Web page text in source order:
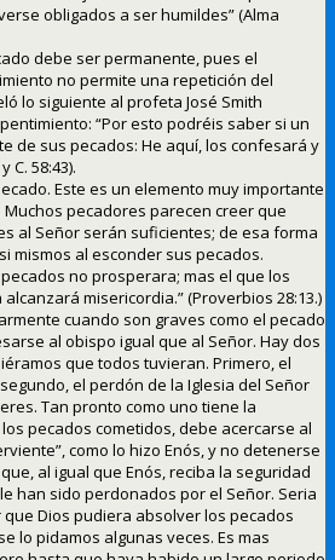
obligados a ser humildes” (Alma
debe ser permanente, pues el
no permite una repetición del
lo siguiente al profeta José Smith
“Por esto podréis saber si un
de sus pecados: He aquí, los confesará y
C. 58:43).
Este es un elemento muy importante
pecadores parecen creer que
al Señor serán suficientes; de esa forma
mismos al esconder sus pecados.
no prosperara; mas el que los
misericordia.” (Proverbios 28:13.)
cuando son graves como el pecado
al obispo igual que al Señor. Hay dos
que todos tuvieran. Primero, el
el perdón de la Iglesia del Señor
Tan pronto como uno tiene la
pecados cometidos, debe acercarse al
como lo hizo Enós, y no detenerse
al igual que Enós, reciba la seguridad
han sido perdonados por el Señor. Seria
Dios pudiera absolver los pecados
lo pidamos algunas veces. Es mas